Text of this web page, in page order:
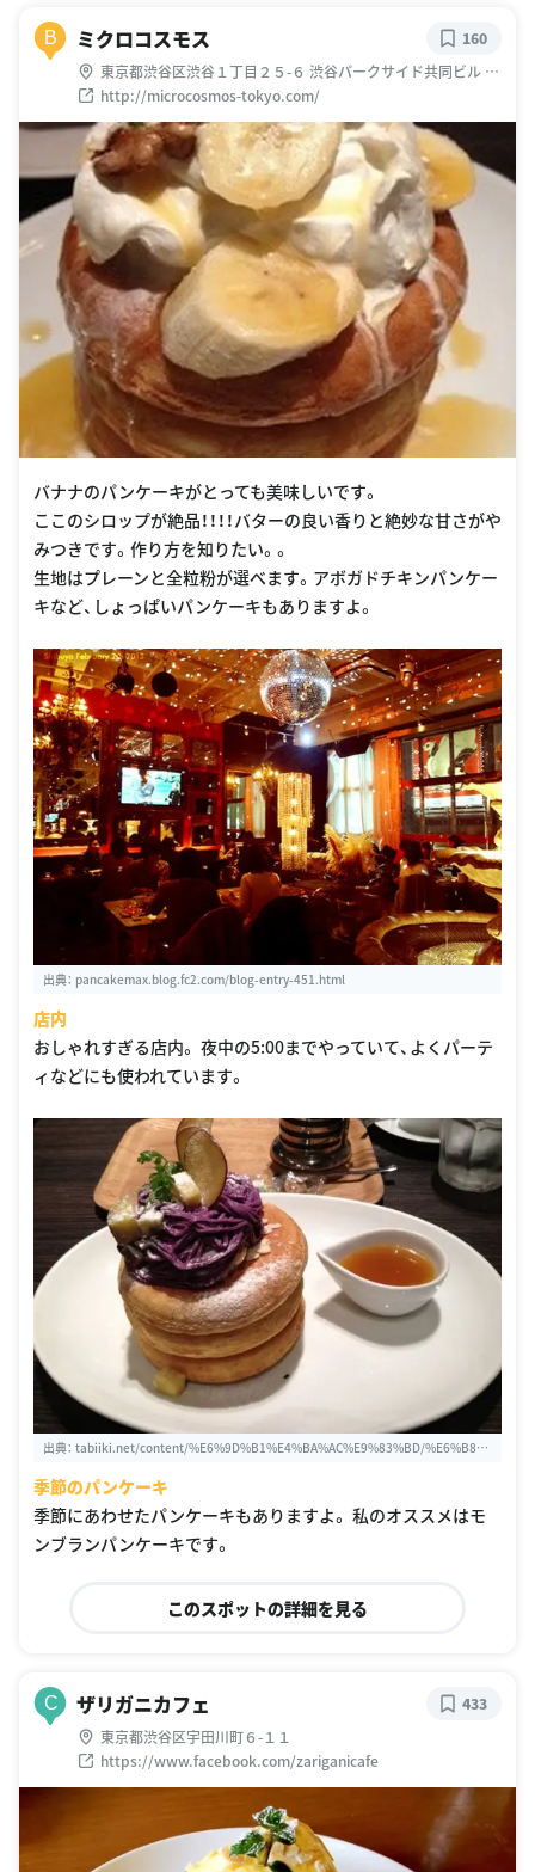
B ミクロコスモス
東京都渋谷区渋谷１丁目２５-６ 渋谷パークサイド共同ビル 8
階
http://microcosmos-tokyo.com/
160
バナナのパンケーキがとっても美味しいです。
ここのシロップが絶品！！！！バターの良い香りと絶妙な甘さがや
みつきです。作り方を知りたい。。
生地はプレーンと全粒粉が選べます。アボガドチキンパンケー
キなど、しょっぱいパンケーキもありますよ。
出典： pancakemax.blog.fc2.com/blog-entry-451.html
店内
おしゃれすぎる店内。 夜中の5:00までやっていて、よくパーテ
ィなどにも使われています。
出典： tabiiki.net/content/%E6%9D%B1%E4%BA%AC%E9%83%BD/%E6%B8%
2%B9%E3%83%A2%E3%82%B9%20%EF%BC%88MICROCOSMOS%EF%BC%8
9/923
季節のパンケーキ
季節にあわせたパンケーキもありますよ。 私のオススメはモ
ンブランパンケーキです。
このスポットの詳細を見る
C ザリガニカフェ
東京都渋谷区宇田川町６-１１
https://www.facebook.com/zariganicafe
433